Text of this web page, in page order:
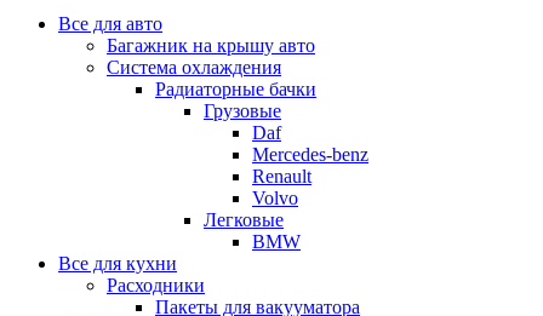
Все для авто
Багажник на крышу авто
Система охлаждения
Радиаторные бачки
Грузовые
Daf
Mercedes-benz
Renault
Volvo
Легковые
BMW
Все для кухни
Расходники
Пакеты для вакууматора